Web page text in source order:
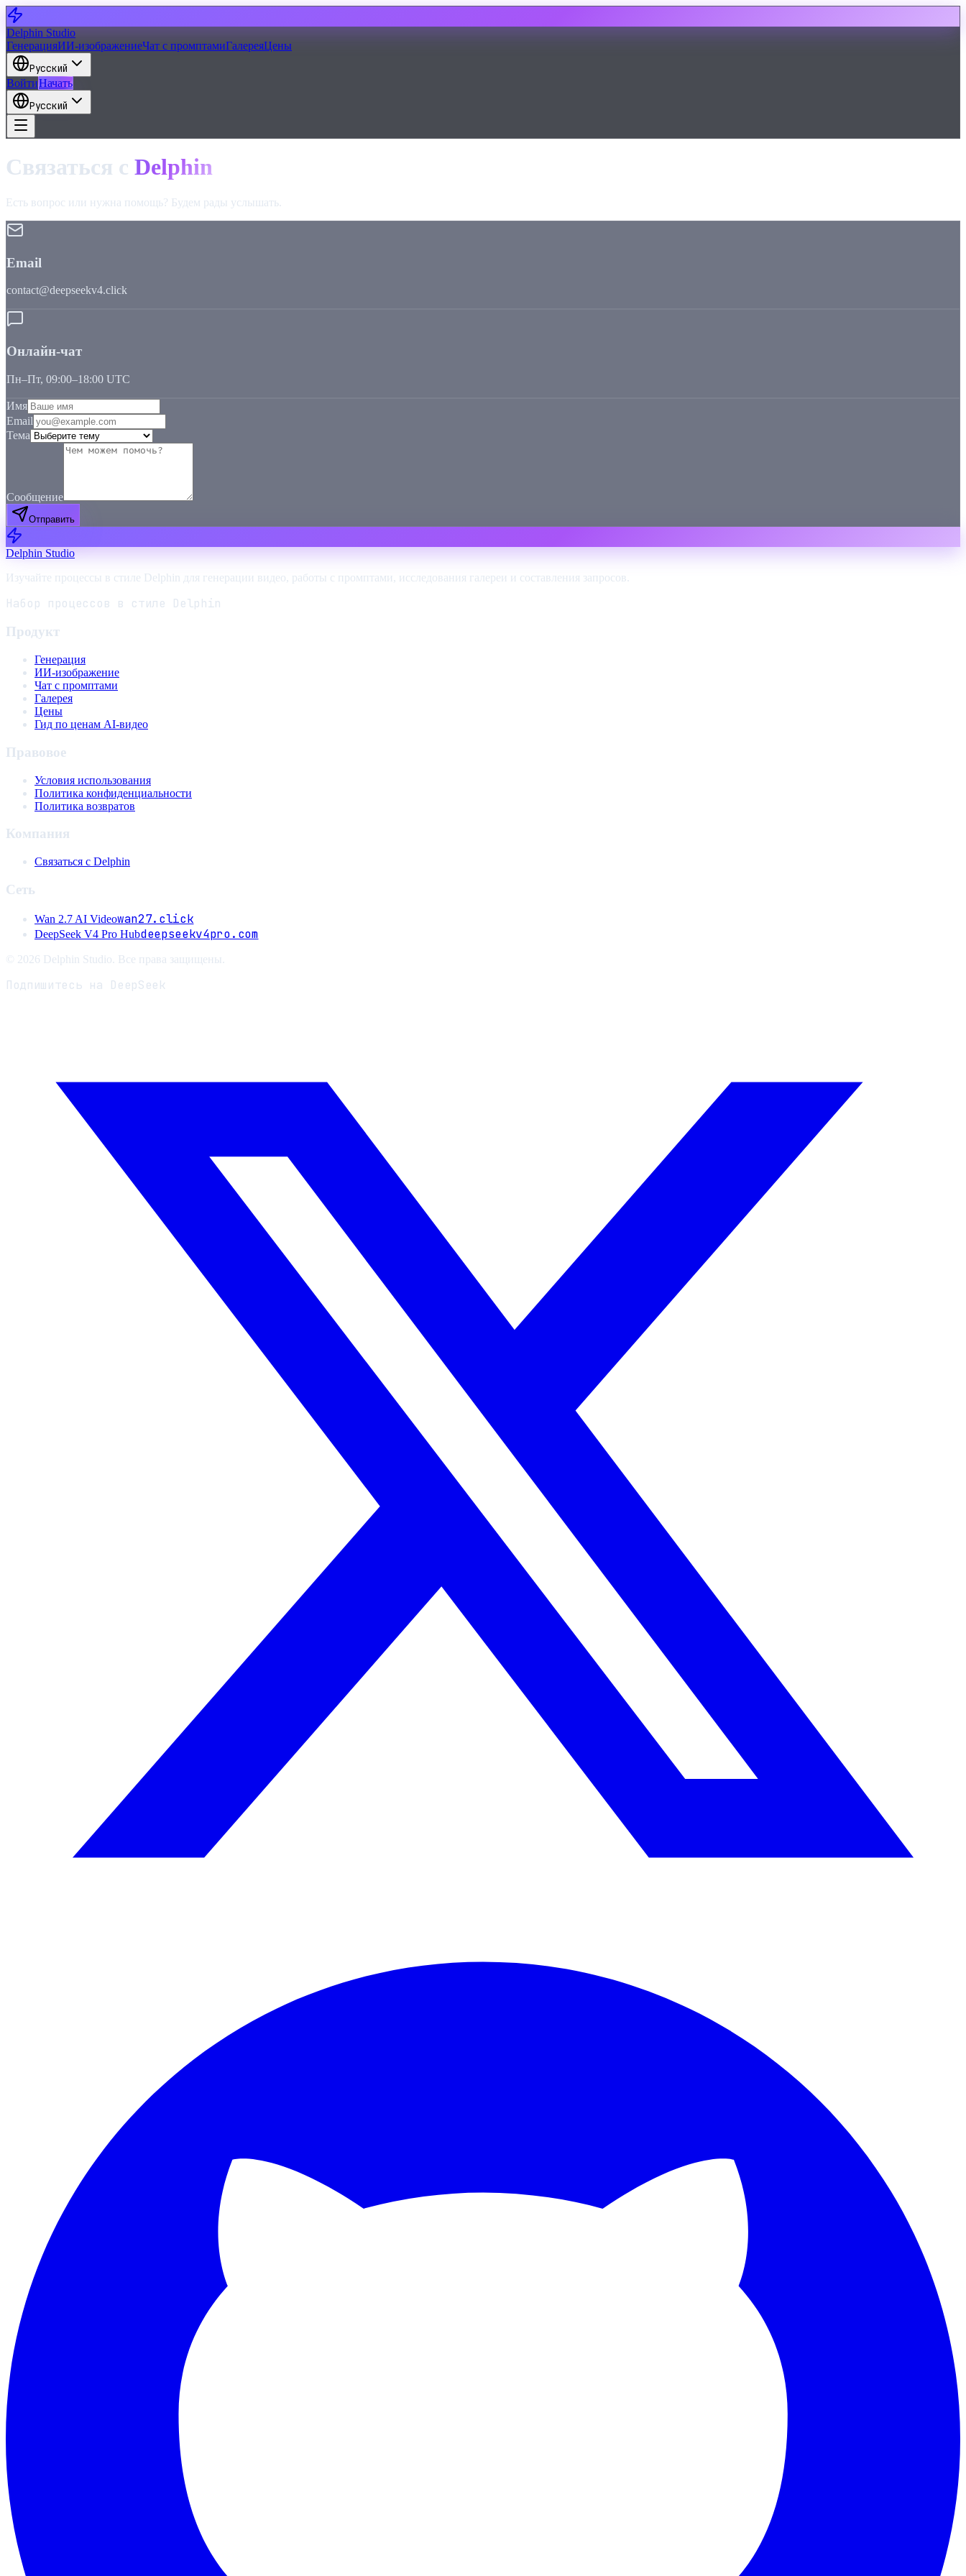
Delphin Studio
ГенерацияИИ-изображениеЧат с промптамиГалереяЦены
Русский
ВойтиНачать
Русский
Связаться с Delphin
Есть вопрос или нужна помощь? Будем рады услышать.
Email
contact@deepseekv4.click
Онлайн-чат
Пн–Пт, 09:00–18:00 UTC
Имя
Email
Тема
Сообщение
Отправить
Delphin Studio
Изучайте процессы в стиле Delphin для генерации видео, работы с промптами, исследования галереи и составления запросов.
Набор процессов в стиле Delphin
Продукт
Генерация
ИИ-изображение
Чат с промптами
Галерея
Цены
Гид по ценам AI-видео
Правовое
Условия использования
Политика конфиденциальности
Политика возвратов
Компания
Связаться с Delphin
Сеть
Wan 2.7 AI Videowan27.click
DeepSeek V4 Pro Hubdeepseekv4pro.com
© 2026 Delphin Studio. Все права защищены.
Подпишитесь на DeepSeek